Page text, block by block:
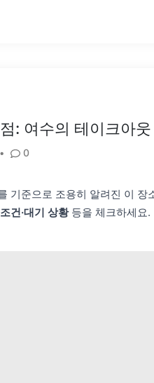
: 여수의 테이크아
• 0
기준으로 조용히 알려진 이 장
건·대기 상황등을 체크하세요.